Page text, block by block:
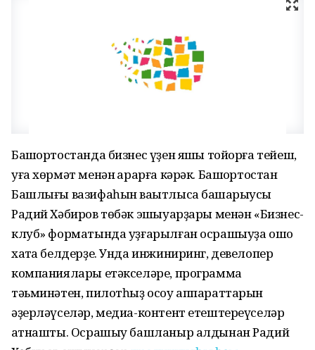
Башҡортостанда бизнес үҙен яҡшы тойорға тейеш,
уға хөрмәт менән ҡарарға кәрәк. Башҡортостан
Башлығы вазифаһын ваҡытлыса башҡарыусы
Радий Хәбиров төбәк эшҡыуарҙары менән «Бизнес-
клуб» форматында уҙғарылған осрашыуҙа ошо
хаҡта белдерҙе. Унда инжиниринг, девелопер
компаниялары етәкселәре, программа
тәьминәтен, пилотһыҙ осоу аппараттарын
әҙерләүселәр, медиа-контент етештереүселәр
ҡатнашты. Осрашыу башланыр алдынан Радий